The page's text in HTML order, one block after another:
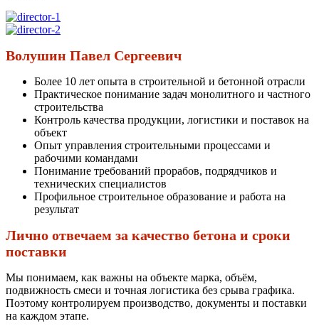
Волушин Павел Сергеевич
Более 10 лет опыта в строительной и бетонной отрасли
Практическое понимание задач монолитного и частного
строительства
Контроль качества продукции, логистики и поставок на
объект
Опыт управления строительными процессами и
рабочими командами
Понимание требований прорабов, подрядчиков и
технических специалистов
Профильное строительное образование и работа на
результат
Лично отвечаем за качество бетона и сроки
поставки
Мы понимаем, как важны на объекте марка, объём,
подвижность смеси и точная логистика без срыва графика.
Поэтому контролируем производство, документы и поставки
на каждом этапе.